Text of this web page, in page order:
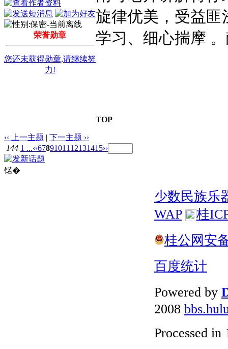
荣誉勋章
您还未获得勋章,请继续努
力!
旋律优美，受益
学习、细心揣摩
TOP
‹‹ 上一主题 | 下一主题 ››
144 1 ...‹‹67891011 12131415››
锘�
少数民族乐
WAP
桂
桂公网安
百度统计
Powered by
2008
Processed in